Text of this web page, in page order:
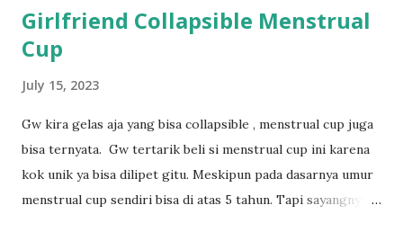
Girlfriend Collapsible Menstrual
Cup
July 15, 2023
Gw kira gelas aja yang bisa collapsible , menstrual cup juga
bisa ternyata. Gw tertarik beli si menstrual cup ini karena
kok unik ya bisa dilipet gitu. Meskipun pada dasarnya umur
menstrual cup sendiri bisa di atas 5 tahun. Tapi sayangnya